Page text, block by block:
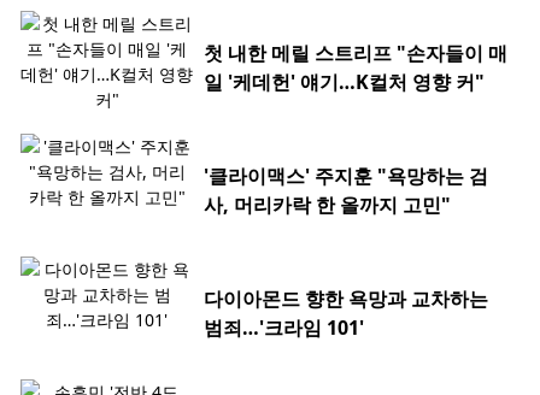
첫 내한 메릴 스트리프 "손자들이 매
일 '케데헌' 얘기…K컬처 영향 커"
'클라이맥스' 주지훈 "욕망하는 검
사, 머리카락 한 올까지 고민"
다이아몬드 향한 욕망과 교차하는
범죄…'크라임 101'